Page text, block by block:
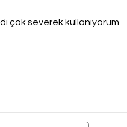
çok severek kullanıyorum